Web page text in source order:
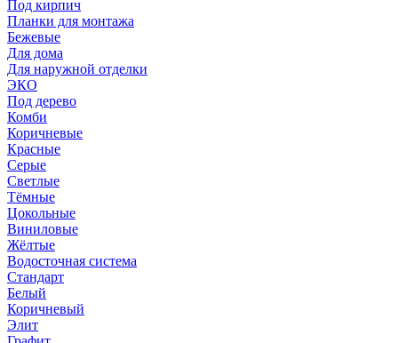
Под кирпич
Планки для монтажа
Бежевые
Для дома
Для наружной отделки
ЭКO
Под дерево
Комби
Коричневые
Красные
Серые
Светлые
Тёмные
Цокольные
Виниловые
Жёлтые
Водосточная система
Стандарт
Белый
Коричневый
Элит